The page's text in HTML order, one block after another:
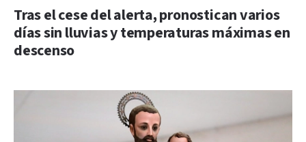
Tras el cese del alerta, pronostican varios
días sin lluvias y temperaturas máximas en
descenso